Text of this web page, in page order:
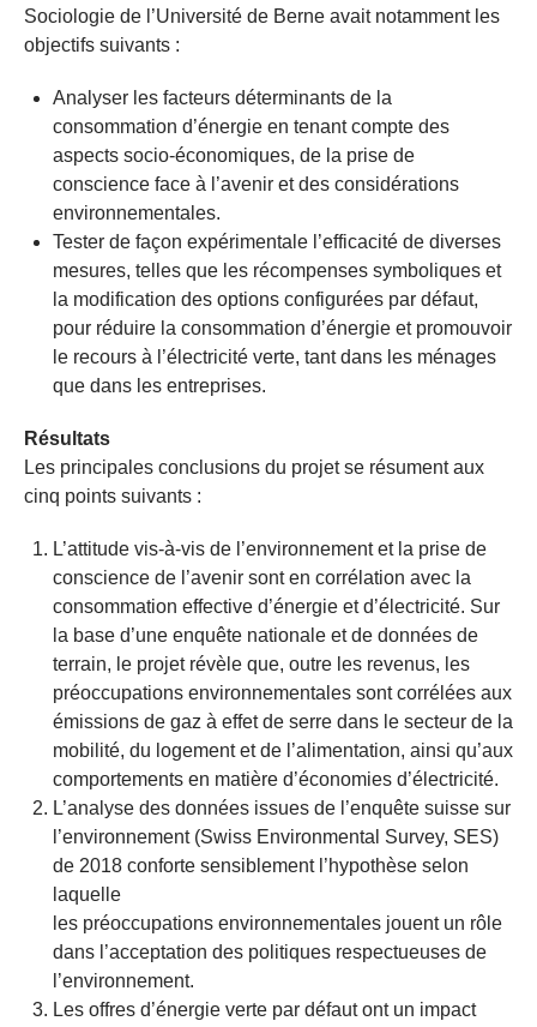
Sociologie de l’Université de Berne avait notamment les
objectifs suivants :
Analyser les facteurs déterminants de la
consommation d’énergie en tenant compte des
aspects socio-économiques, de la prise de
conscience face à l’avenir et des considérations
environnementales.
Tester de façon expérimentale l’efficacité de diverses
mesures, telles que les récompenses symboliques et
la modification des options configurées par défaut,
pour réduire la consommation d’énergie et promouvoir
le recours à l’électricité verte, tant dans les ménages
que dans les entreprises.
Résultats
Les principales conclusions du projet se résument aux
cinq points suivants :
L’attitude vis-à-vis de l’environnement et la prise de
conscience de l’avenir sont en corrélation avec la
consommation effective d’énergie et d’électricité. Sur
la base d’une enquête nationale et de données de
terrain, le projet révèle que, outre les revenus, les
préoccupations environnementales sont corrélées aux
émissions de gaz à effet de serre dans le secteur de la
mobilité, du logement et de l’alimentation, ainsi qu’aux
comportements en matière d’économies d’électricité.
L’analyse des données issues de l’enquête suisse sur
l’environnement (Swiss Environmental Survey, SES)
de 2018 conforte sensiblement l’hypothèse selon
laquelle
les préoccupations environnementales jouent un rôle
dans l’acceptation des politiques respectueuses de
l’environnement.
Les offres d’énergie verte par défaut ont un impact